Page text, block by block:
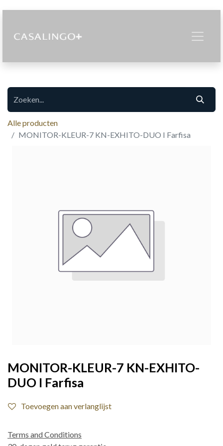
Alle producten
MONITOR-KLEUR-7 KN-EXHITO-DUO I Farfisa
MONITOR-KLEUR-7 KN-EXHITO-
DUO I Farfisa
Toevoegen aan verlanglijst
Terms and Conditions